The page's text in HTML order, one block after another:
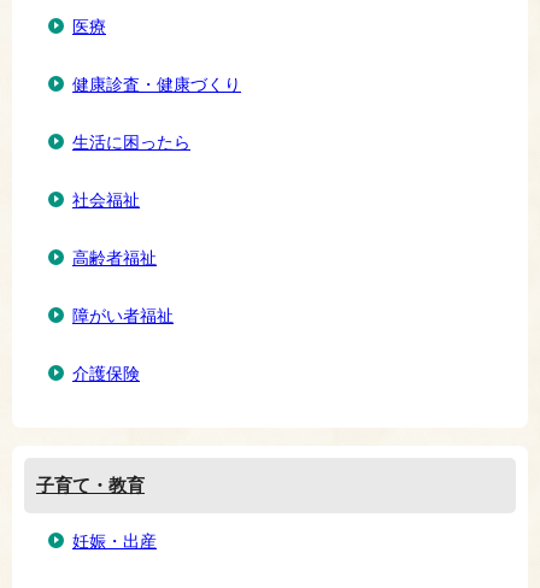
医療
健康診査・健康づくり
生活に困ったら
社会福祉
高齢者福祉
障がい者福祉
介護保険
子育て・教育
妊娠・出産